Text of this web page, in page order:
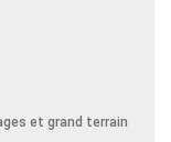
et grand terrain